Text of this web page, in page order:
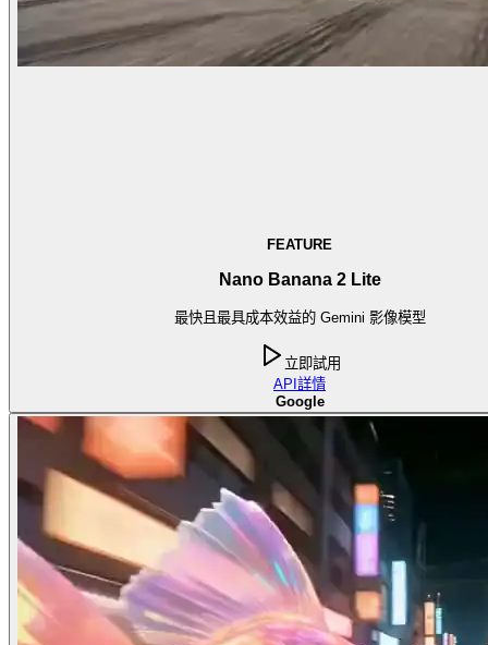
FEATURE
Nano Banana 2 Lite
最快且最具成本效益的 Gemini 影像模型
立即試用
API 詳情
Google